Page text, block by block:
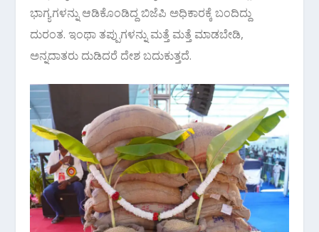
ಭಾಗ್ಯಗಳನ್ನು ಆಡಿಕೊಂಡಿದ್ದ ಬಿಜೆಪಿ ಅಧಿಕಾರಕ್ಕೆ ಬಂದಿದ್ದು
ದುರಂತ. ಇಂಥಾ ತಪ್ಪುಗಳನ್ನು ಮತ್ತೆ ಮತ್ತೆ ಮಾಡಬೇಡಿ,
ಅನ್ನದಾತರು ದುಡಿದರೆ ದೇಶ ಬದುಕುತ್ತದೆ.